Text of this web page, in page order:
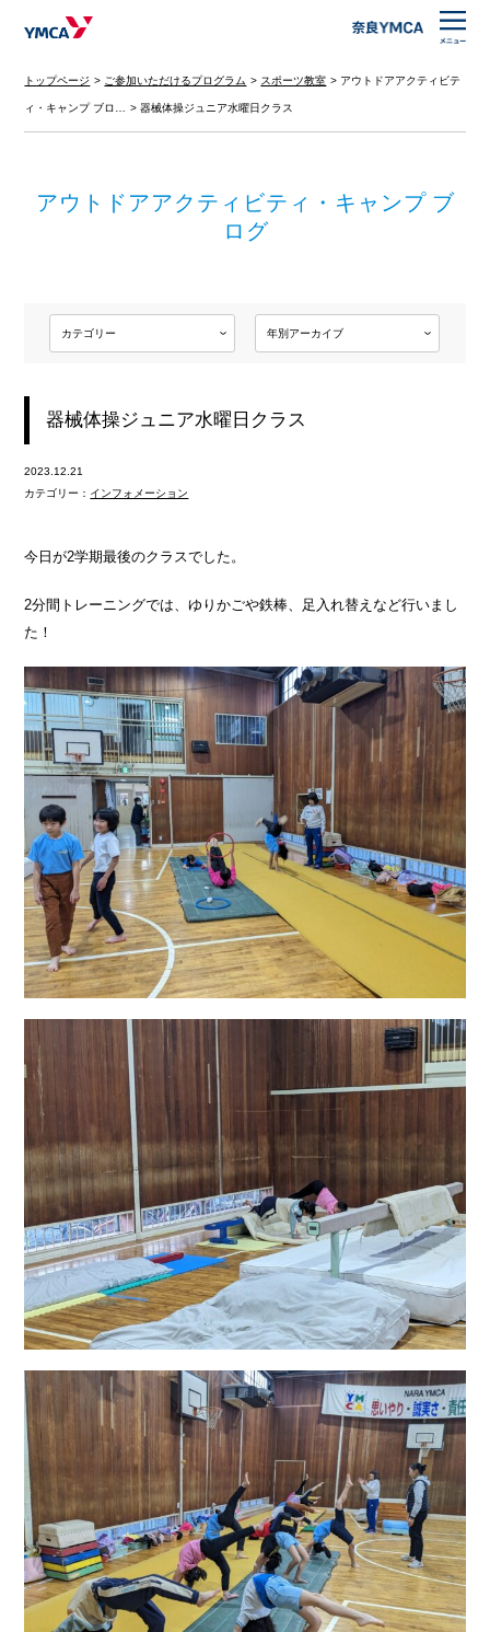
トップページ ご参加いただけるプログラム スポーツ教室 アウトドアアクティビテ
ィ・キャンプ ブロ… 器械体操ジュニア水曜日クラス
アウトドアアクティビティ・キャンプ ブ
ログ
器械体操ジュニア水曜日クラス
2023.12.21
カテゴリー： インフォメーション
今日が2学期最後のクラスでした。
2分間トレーニングでは、ゆりかごや鉄棒、足入れ替えなど行いまし
た！